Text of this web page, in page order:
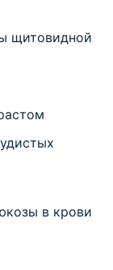
щитовидной
в крови